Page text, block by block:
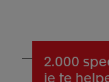
zowel
2.000
je te